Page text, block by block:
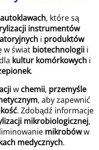
autoklawach, które są
instrumentów
i produktów
w świat biotechnologiii
kultur komórkowych i
.
w chemii, przemyśle
, aby zapewnić
. Zdobądź informacje
mikrobiologicznej,
mikrobóww
medycznych.